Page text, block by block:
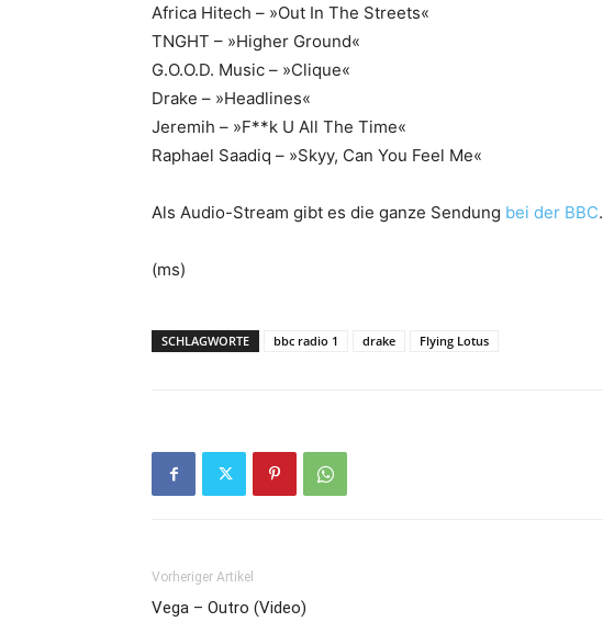
Africa Hitech – »Out In The Streets«
TNGHT – »Higher Ground«
G.O.O.D. Music – »Clique«
Drake – »Headlines«
Jeremih – »F**k U All The Time«
Raphael Saadiq – »Skyy, Can You Feel Me«
Als Audio-Stream gibt es die ganze Sendung bei der BBC.
(ms)
SCHLAGWORTE bbc radio 1 drake Flying Lotus
Vorheriger Artikel
Vega – Outro (Video)